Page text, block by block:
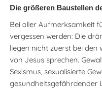
Die größeren Baustellen
Bei aller Aufmerksamkeit
vergessen werden: Die
liegen nicht zuerst bei den
von Jesus sprechen.
Sexismus, sexualisierte
gesundheitsgefährdender